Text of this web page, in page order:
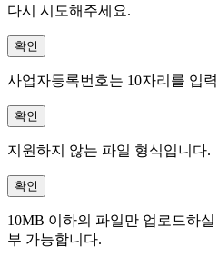
다시 시도해주세요.
확인
사업자등록번호는 10자리를 입
확인
지원하지 않는 파일 형식입니다.
확인
10MB 이하의 파일만 업로드하
부 가능합니다.